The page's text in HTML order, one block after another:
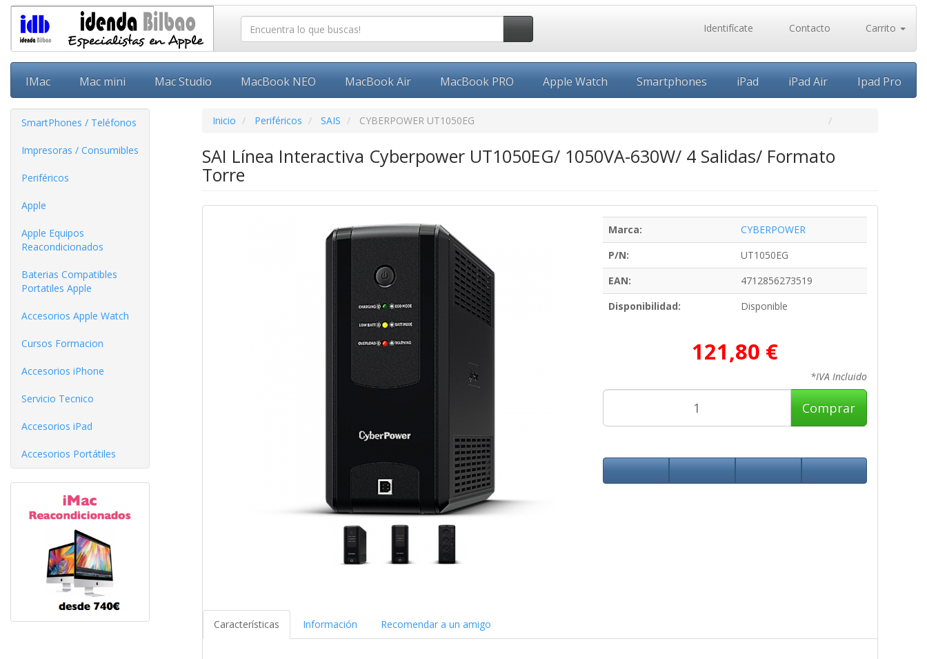
Identifícate Contacto Carrito
IMac Mac mini Mac Studio MacBook NEO MacBook Air MacBook PRO Apple Watch Smartphones iPad iPad Air Ipad Pro
SmartPhones / Teléfonos
Impresoras / Consumibles
Periféricos
Apple
Apple Equipos
Reacondicionados
Baterias Compatibles
Portatiles Apple
Accesorios Apple Watch
Cursos Formacion
Accesorios iPhone
Servicio Tecnico
Accesorios iPad
Accesorios Portátiles
Inicio Periféricos SAIS CYBERPOWER UT1050EG
SAI Línea Interactiva Cyberpower UT1050EG/ 1050VA-630W/ 4 Salidas/ Formato
Torre
Marca:
CYBERPOWER
P/N:
UT1050EG
EAN:
4712856273519
Disponibilidad:
Disponible
121,80 €
*IVA Incluido
Comprar
Características Información Recomendar a un amigo